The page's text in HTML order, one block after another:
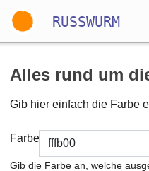
RUSSWURM
Alles rund um
Gib hier einfach die Farbe
Farbe
Gib die Farbe an, welche